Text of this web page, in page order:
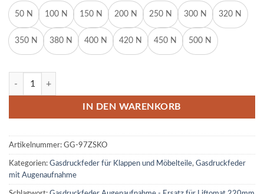
50 N 100 N 150 N 200 N 250 N 300 N 320 N
350 N 380 N 400 N 420 N 450 N 500 N
Gasdruckfeder Gasdruckdämpfer Augenaufnahme 220mm/58mm
IN DEN WARENKORB
Artikelnummer: GG-97ZSKO
Kategorien: Gasdruckfeder für Klappen und Möbelteile, Gasdruckfeder
mit Augenaufnahme